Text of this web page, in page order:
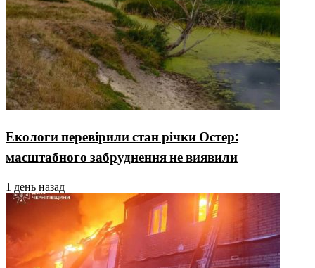
Екологи перевірили стан річки Остер:
масштабного забруднення не виявили
1 день назад